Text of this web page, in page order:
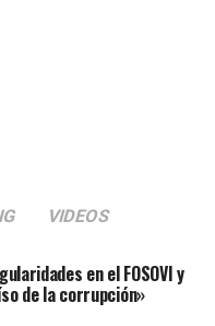
VIDEOS
en el FOSOVI y
de la corrupción»